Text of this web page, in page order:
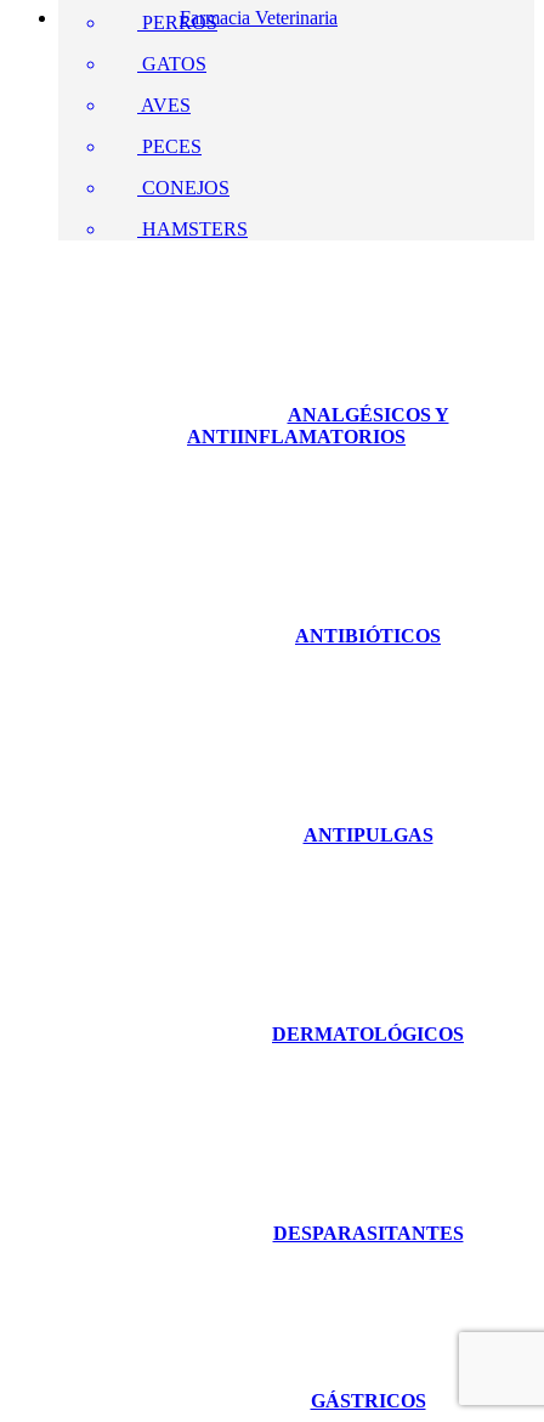
Farmacia Veterinaria
PERROS
GATOS
AVES
PECES
CONEJOS
HAMSTERS
ANALGÉSICOS Y
ANTIINFLAMATORIOS
ANTIBIÓTICOS
ANTIPULGAS
DERMATOLÓGICOS
DESPARASITANTES
GÁSTRICOS